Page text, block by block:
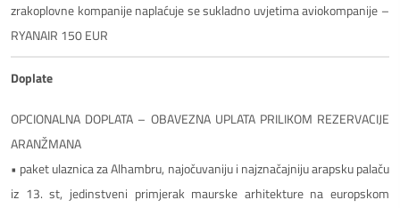
zrakoplovne kompanije naplaćuje se sukladno uvjetima aviokompanije –
RYANAIR 150 EUR
Doplate
OPCIONALNA DOPLATA – OBAVEZNA UPLATA PRILIKOM REZERVACIJE
ARANŽMANA
• paket ulaznica za Alhambru, najočuvaniju i najznačajniju arapsku palaču
iz 13. st, jedinstveni primjerak maurske arhitekture na europskom